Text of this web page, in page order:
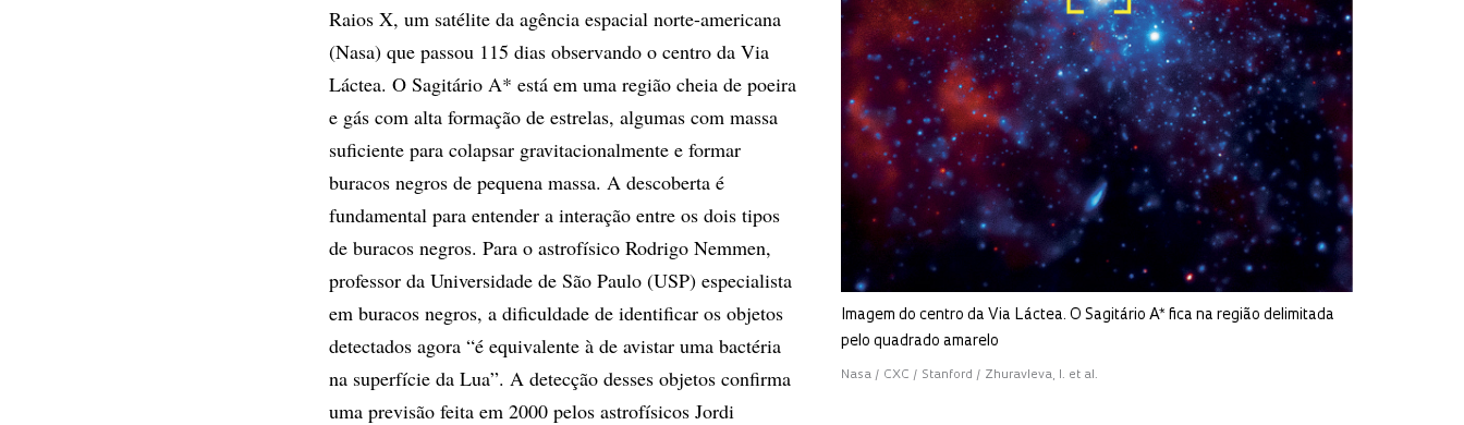
Imagem do centro da Via Láctea. O Sagitário A* fica na região delimitada
pelo quadrado amarelo
Nasa / CXC / Stanford / Zhuravleva, I. et al.
Raios X, um satélite da agência espacial norte-americana
(Nasa) que passou 115 dias observando o centro da Via
Láctea. O Sagitário A* está em uma região cheia de poeira
e gás com alta formação de estrelas, algumas com massa
suficiente para colapsar gravitacionalmente e formar
buracos negros de pequena massa. A descoberta é
fundamental para entender a interação entre os dois tipos
de buracos negros. Para o astrofísico Rodrigo Nemmen,
professor da Universidade de São Paulo (USP) especialista
em buracos negros, a dificuldade de identificar os objetos
detectados agora “é equivalente à de avistar uma bactéria
na superfície da Lua”. A detecção desses objetos confirma
uma previsão feita em 2000 pelos astrofísicos Jordi